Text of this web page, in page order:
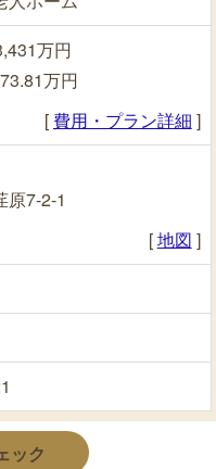
万円
万円
[ 費用・プラン詳細 ]
原7-2-1
[地図 ]
ック